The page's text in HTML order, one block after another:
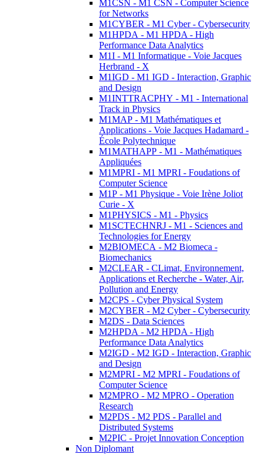
M1CSN - M1 CSN - Computer Science
for Networks
M1CYBER - M1 Cyber - Cybersecurity
M1HPDA - M1 HPDA - High
Performance Data Analytics
M1I - M1 Informatique - Voie Jacques
Herbrand - X
M1IGD - M1 IGD - Interaction, Graphic
and Design
M1INTTRACPHY - M1 - International
Track in Physics
M1MAP - M1 Mathématiques et
Applications - Voie Jacques Hadamard -
École Polytechnique
M1MATHAPP - M1 - Mathématiques
Appliquées
M1MPRI - M1 MPRI - Foudations of
Computer Science
M1P - M1 Physique - Voie Irène Joliot
Curie - X
M1PHYSICS - M1 - Physics
M1SCTECHNRJ - M1 - Sciences and
Technologies for Energy
M2BIOMECA - M2 Biomeca -
Biomechanics
M2CLEAR - CLimat, Environnement,
Applications et Recherche - Water, Air,
Pollution and Energy
M2CPS - Cyber Physical System
M2CYBER - M2 Cyber - Cybersecurity
M2DS - Data Sciences
M2HPDA - M2 HPDA - High
Performance Data Analytics
M2IGD - M2 IGD - Interaction, Graphic
and Design
M2MPRI - M2 MPRI - Foudations of
Computer Science
M2MPRO - M2 MPRO - Operation
Research
M2PDS - M2 PDS - Parallel and
Distributed Systems
M2PIC - Projet Innovation Conception
Non Diplomant